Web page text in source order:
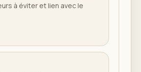
à éviter et lien avec le